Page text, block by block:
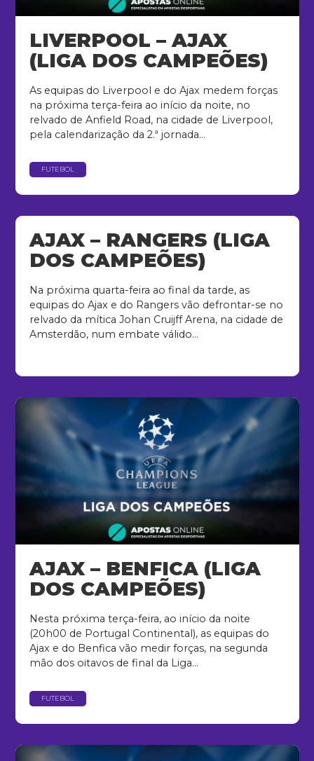
LIVERPOOL – AJAX
(LIGA DOS CAMPEÕES)
As equipas do Liverpool e do Ajax medem forças
na próxima terça-feira ao início da noite, no
relvado de Anfield Road, na cidade de Liverpool,
pela calendarização da 2.ª jornada...
FUTEBOL
AJAX – RANGERS (LIGA
DOS CAMPEÕES)
Na próxima quarta-feira ao final da tarde, as
equipas do Ajax e do Rangers vão defrontar-se no
relvado da mítica Johan Cruijff Arena, na cidade de
Amsterdão, num embate válido...
AJAX – BENFICA (LIGA
DOS CAMPEÕES)
Nesta próxima terça-feira, ao início da noite
(20h00 de Portugal Continental), as equipas do
Ajax e do Benfica vão medir forças, na segunda
mão dos oitavos de final da Liga...
FUTEBOL